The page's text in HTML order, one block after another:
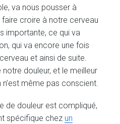
va nous pousser à
faire croire à notre cerveau
importante, ce qui va
qui va encore une fois
et ainsi de suite.
notre douleur, et le meilleur
n’est même pas conscient.
de douleur est compliqué,
spécifique chez un